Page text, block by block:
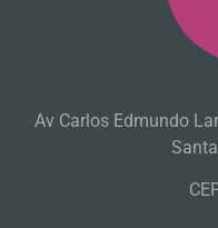
Av Carlos Edmundo